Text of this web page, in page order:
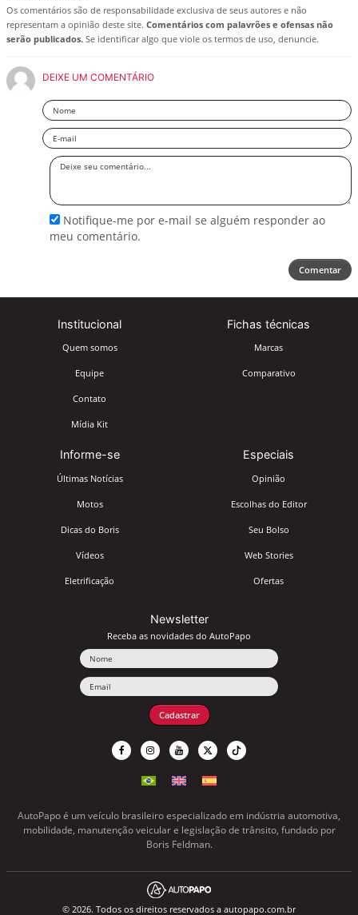
Os comentários são de responsabilidade exclusiva de seus autores e não
representam a opinião deste site. Comentários com palavrões e ofensas não
serão publicados. Se identificar algo que viole os termos de uso, denuncie.
DEIXE UM COMENTÁRIO
Nome
Email
Deixe
Notifique-me por e-mail se alguém responder ao
meu comentário.
Comentar
Institucional
Quem somos
Equipe
Contato
Mídia Kit
Fichas técnicas
Marcas
Comparativo
Informe-se
Últimas Notícias
Motos
Dicas do Boris
Vídeos
Eletrificação
Especiais
Opinião
Escolhas do Editor
Seu Bolso
Web Stories
Ofertas
Newsletter
Receba as novidades do AutoPapo
Cadastrar
AutoPapo é um veículo brasileiro especializado em indústria automotiva,
mobilidade, manutenção veicular e legislação de trânsito, fundado por
Boris Feldman.
© 2026. Todos os direitos reservados a autopapo.com.br